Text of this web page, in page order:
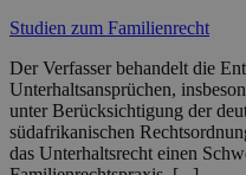
Studien zum Familienrecht
Der Verfasser behandelt die
Unterhaltsansprüchen,
unter Berücksichtigung der
südafrikanischen
das Unterhaltsrecht einen